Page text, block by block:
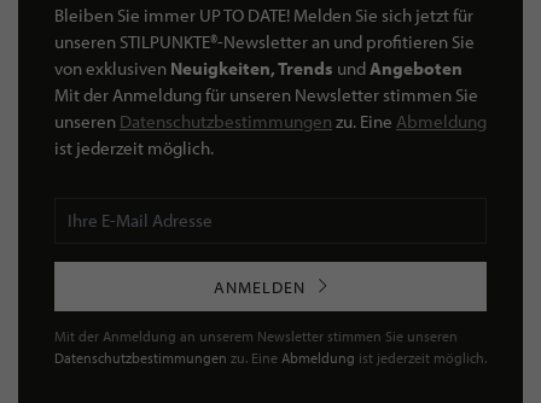
Bleiben Sie immer UP TO DATE! Melden Sie sich jetzt für
unseren STILPUNKTE®-Newsletter an und profitieren Sie
von exklusiven Neuigkeiten, Trends undAngeboten
Mit der Anmeldung für unseren Newsletter stimmen Sie
unseren Datenschutzbestimmungen zu. Eine Abmeldung
ist jederzeit möglich.
ANMELDEN
Mit der Anmeldung an unserem Newsletter stimmen Sie unseren
Datenschutzbestimmungen zu. Eine Abmeldung ist jederzeit möglich.